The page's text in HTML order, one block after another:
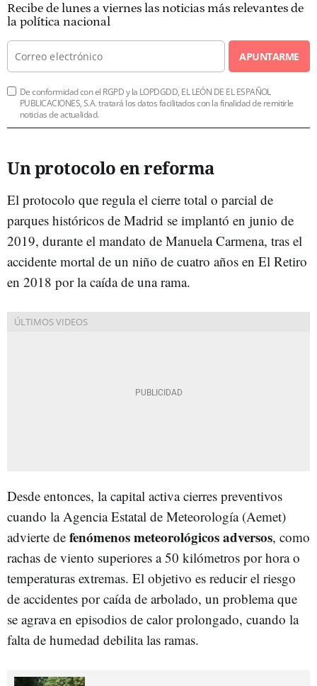
Recibe de lunes a viernes las noticias más relevantes de
la política nacional
APUNTARME
De conformidad con el RGPD y la LOPDGDD, EL LEÓN DE EL ESPAÑOL
PUBLICACIONES, S.A. tratará los datos facilitados con la finalidad de remitirle
noticias de actualidad.
Un protocolo en reforma
El protocolo que regula el cierre total o parcial de
parques históricos de Madrid se implantó en junio de
2019, durante el mandato de Manuela Carmena, tras el
accidente mortal de un niño de cuatro años en El Retiro
en 2018 por la caída de una rama.
Desde entonces, la capital activa cierres preventivos
cuando la Agencia Estatal de Meteorología (Aemet)
advierte de fenómenos meteorológicos adversos, como
rachas de viento superiores a 50 kilómetros por hora o
temperaturas extremas. El objetivo es reducir el riesgo
de accidentes por caída de arbolado, un problema que
se agrava en episodios de calor prolongado, cuando la
falta de humedad debilita las ramas.